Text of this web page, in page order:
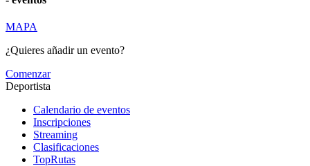
MAPA
¿Quieres añadir un evento?
Comenzar
Deportista
Calendario de eventos
Inscripciones
Streaming
Clasificaciones
TopRutas